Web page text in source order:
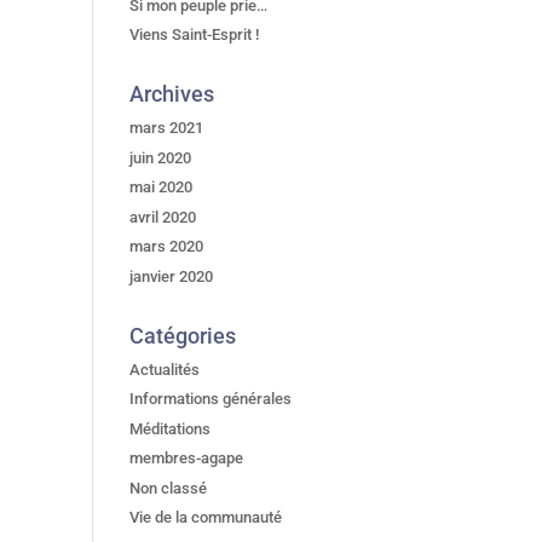
Si mon peuple prie…
Viens Saint-Esprit !
Archives
mars 2021
juin 2020
mai 2020
avril 2020
mars 2020
janvier 2020
Catégories
Actualités
Informations générales
Méditations
membres-agape
Non classé
Vie de la communauté